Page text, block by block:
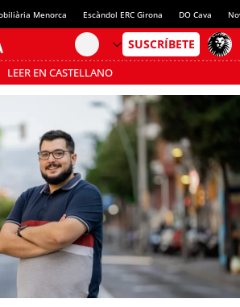
Menorca Escàndol ERC Girona DO Cava
LEER EN CASTELLANO
Passa’t al mode estalvi